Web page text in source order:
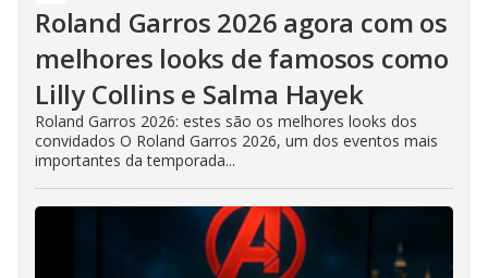
Roland Garros 2026 agora com os
melhores looks de famosos como
Lilly Collins e Salma Hayek
Roland Garros 2026: estes são os melhores looks dos
convidados O Roland Garros 2026, um dos eventos mais
importantes da temporada...